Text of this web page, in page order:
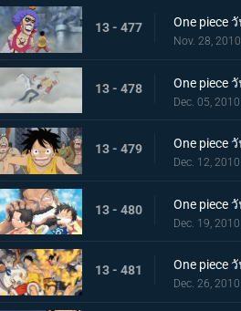
13 - 477
Nov. 28, 2010
13 - 478
Dec. 05, 2010
13 - 479
Dec. 12, 2010
13 - 480
Dec. 19, 2010
13 - 481
Dec. 26, 2010